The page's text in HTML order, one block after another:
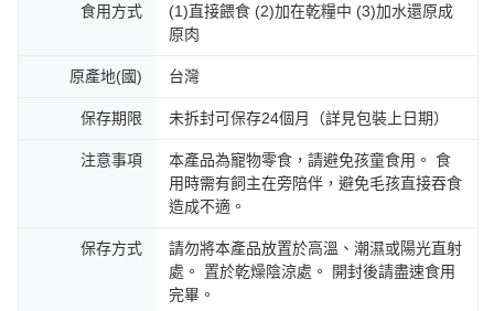
食用方式
(1)直接餵食 (2)加在乾糧中 (3)加水還原成
原肉
原產地(國) 台灣
保存期限 未拆封可保存24個月（詳見包裝上日期）
注意事項
本產品為寵物零食，請避免孩童食用。 食
用時需有飼主在旁陪伴，避免毛孩直接吞食
造成不適。
保存方式
請勿將本產品放置於高溫、潮濕或陽光直射
處。 置於乾燥陰涼處。 開封後請盡速食用
完畢。